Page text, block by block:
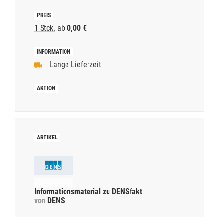
1 Stck. ab 0,00 €
Lange Lieferzeit
Informationsmaterial zu DENSfakt
von DENS